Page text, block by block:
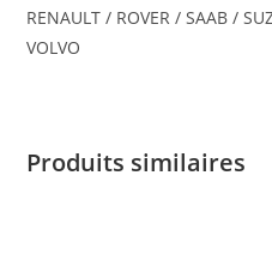
RENAULT / ROVER / SAAB /
VOLVO
Produits similaires